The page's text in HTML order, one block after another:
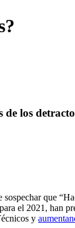
los
que
el 2021 , han
y